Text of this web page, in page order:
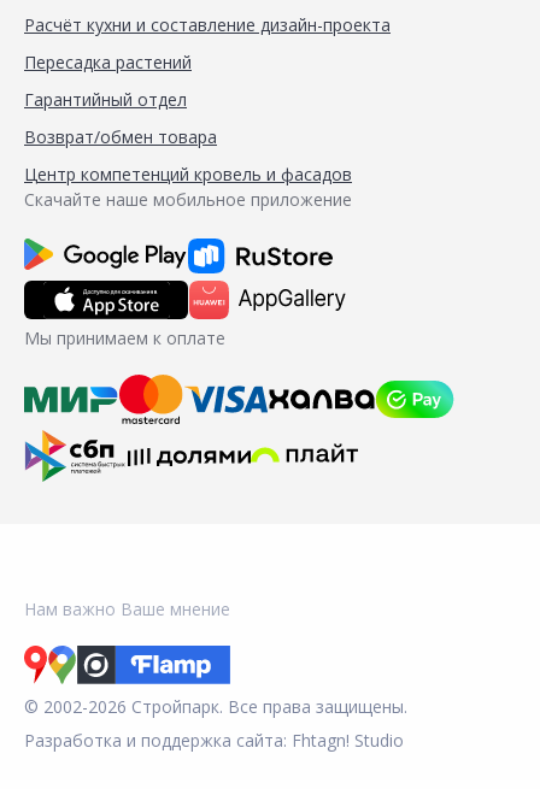
Расчёт кухни и составление дизайн-проекта
Пересадка растений
Гарантийный отдел
Возврат/обмен товара
Центр компетенций кровель и фасадов
Скачайте наше мобильное приложение
Мы принимаем к оплате
Нам важно Ваше мнение
© 2002-2026 Стройпарк. Все права защищены.
Разработка и поддержка сайта: Fhtagn! Studio